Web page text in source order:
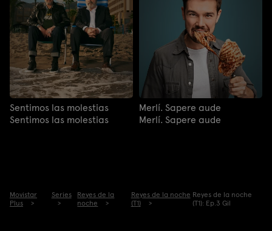
Sentimos las molestias
Sentimos las molestias
Merlí. Sapere aude
Merlí. Sapere aude
Movistar
Plus
Series
Reyes de la
noche
Reyes de la noche
(T1)
Reyes de la noche
(T1): Ep.3 Gil